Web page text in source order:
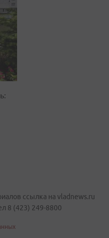
ссылка на vladnews.ru
8 (423) 249-8800